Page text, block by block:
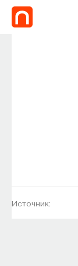
Источник: